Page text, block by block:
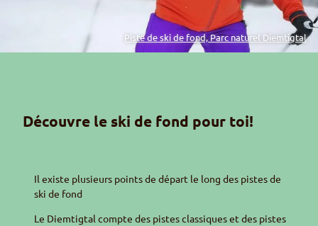
Piste de ski de fond, Parc naturel Diemtigtal
Découvre le ski de fond pour toi!
Il existe plusieurs points de départ le long des pistes de
ski de fond
Le Diemtigtal compte des pistes classiques et des pistes